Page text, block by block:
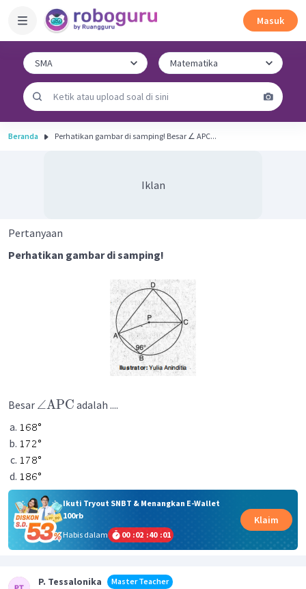
Masuk
Beranda Perhatikan gambar di samping! Besar ∠ APC...
Iklan
Pertanyaan
Perhatikan gambar di samping!
Besar ∠APC adalah ....
Ikuti Tryout SNBT & Menangkan E-Wallet
100rb
Habis dalam
00 :02 :40 :01
Klaim
P. Tessalonika
Master Teacher